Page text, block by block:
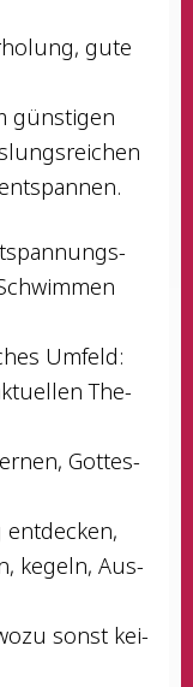
gute
güns­ti­gen
Umfeld:
The­
Got­tes­
ent­de­cken,
kegeln, Aus­
sonst kei­